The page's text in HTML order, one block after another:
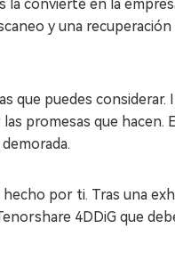
convierte en la
y una recuperación
que puedes
promesas que hacen.
por ti. Tras una
4DDiG que